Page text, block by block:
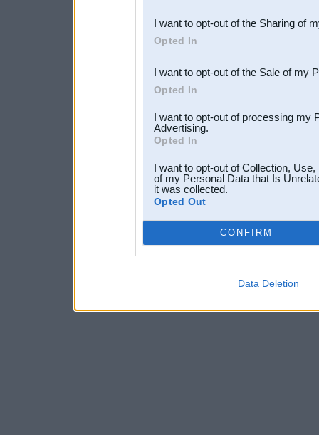
Downstream Participants
third parties.
I want to opt-out of the Sharing of
Opted In
I want to opt-out of the Sale of my
Opted In
I want to opt-out of processing my
Advertising.
Opted In
I want to opt-out of Collection,
of my Personal Data that Is
it was collected.
Opted Out
CONFIRM
Data Deletion